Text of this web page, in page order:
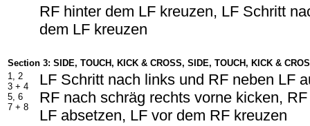
RF hinter dem LF kreuzen, LF Schritt
dem LF kreuzen
Section 3: SIDE, TOUCH, KICK & CROSS, SIDE, TOUCH, KICK &
1, 2
3 + 4
5, 6
7 + 8
LF Schritt nach links und RF neben LF
RF nach schräg rechts vorne kicken,
LF absetzen, LF vor dem RF kreuzen